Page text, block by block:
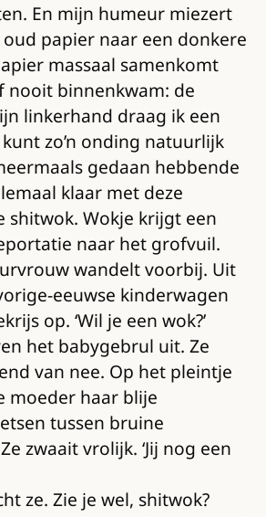
En mijn humeur miezert
papier naar een donkere
massaal samenkomt
nooit binnenkwam: de
linkerhand draag ik een
zo’n onding natuurlijk
gedaan hebbende
klaar met deze
shitwok. Wokje krijgt een
naar het grofvuil.
wandelt voorbij. Uit
eeuwse kinderwagen
op. ‘Wil je een wok?’
het babygebrul uit. Ze
van nee. Op het pleintje
moeder haar blije
tussen bruine
zwaait vrolijk. ‘Jij nog een
ze. Zie je wel, shitwok?